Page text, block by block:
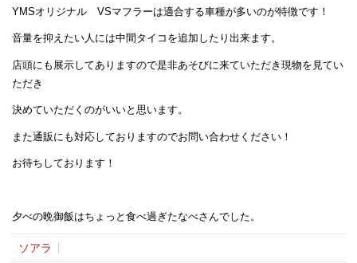
YMSオリジナル VSマフラーは適合する車種が多いのが特徴です！
音量を抑えたい人には中間タイコを追加したり出来ます。
店頭にも展示してありますので是非あそびに来ていただき現物を見てい
ただき
決めていただくのがいいと思います。
また通販にも対応しておりますのでお問い合わせください！
お待ちしております！
夕べの晩御飯はちょっと食べ過ぎたなべさんでした。
ソアラ